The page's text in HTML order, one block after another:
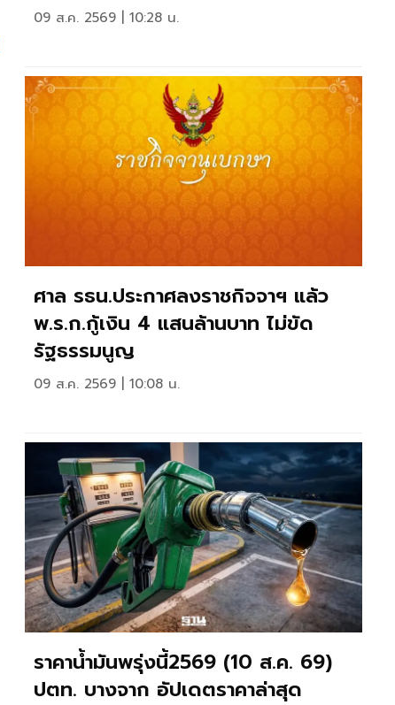
09 ส.ค. 2569 | 10:28 น.
ศาล รธน.ประกาศลงราชกิจจาฯ แล้ว
พ.ร.ก.กู้เงิน 4 แสนล้านบาท ไม่ขัด
รัฐธรรมนูญ
09 ส.ค. 2569 | 10:08 น.
ราคาน้ำมันพรุ่งนี้2569 (10 ส.ค. 69)
ปตท. บางจาก อัปเดตราคาล่าสุด